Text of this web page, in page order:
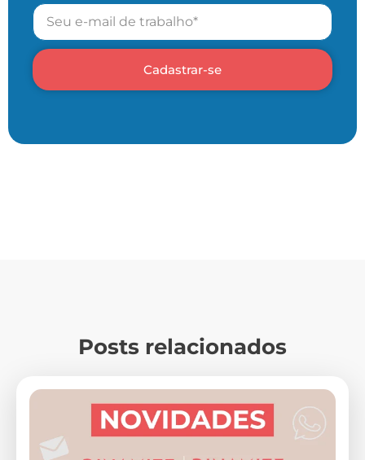
Cadastrar-se
Posts relacionados